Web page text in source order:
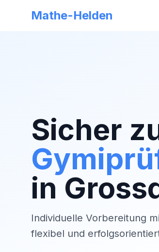
Mathe-Helden
Sicher
in
Individuelle Vorbereitung
flexibel und